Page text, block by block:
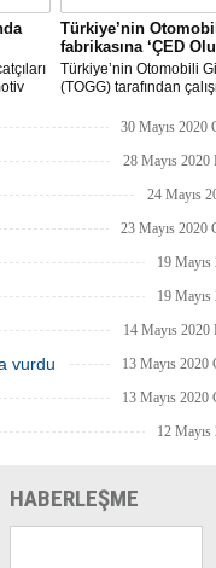
1
Türkiye’nin
fabrikasına ‘ÇED
Türkiye’nin Otomobili
(TOGG) tarafından
Türkiye’nin Otomobili
fabrika inşaatının
aldı.
30 Mayıs 2020
28 Mayıs 2020
24 Mayıs
23 Mayıs 2020
19 Mayıs
19 Mayıs
14 Mayıs 2020
vurdu 13 Mayıs 2020
13 Mayıs 2020
12 Mayıs
HABERLEŞME